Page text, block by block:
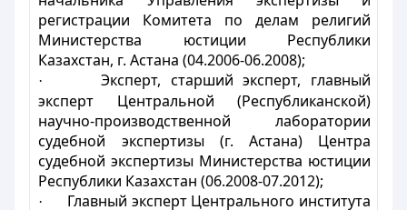
регистрации Комитета по делам религий
Министерства юстиции Республики
Казахстан, г. Астана (04.2006-06.2008);
·
Эксперт, старший эксперт, главный
эксперт Центральной (Республиканской)
научно-производственной лаборатории
судебной экспертизы (г. Астана) Центра
судебной экспертизы Министерства юстиции
Республики Казахстан (06.2008-07.2012);
·
Главный эксперт Центрального института